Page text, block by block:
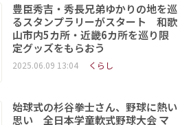
豊臣秀吉・秀長兄弟ゆかりの地を巡
るスタンプラリーがスタート 和歌
山市内5カ所・近畿6カ所を巡り限
定グッズをもらおう
2025.06.09 13:04 くらし
始球式の杉谷拳士さん、野球に熱い
思い 全日本学童軟式野球大会 マ